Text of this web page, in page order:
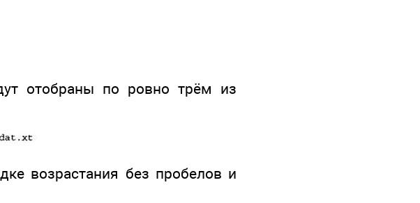
отобраны по ровно трём из
возрастания без пробелов и